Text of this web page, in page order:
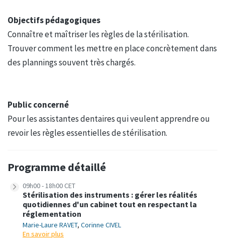
Objectifs pédagogiques
Connaître et maîtriser les règles de la stérilisation.
Trouver comment les mettre en place concrètement dans
des plannings souvent très chargés.
Public concerné
Pour les assistantes dentaires qui veulent apprendre ou
revoir les règles essentielles de stérilisation.
Programme détaillé
09h00 - 18h00 CET
Stérilisation des instruments : gérer les réalités
quotidiennes d'un cabinet tout en respectant la
réglementation
Marie-Laure RAVET, Corinne CIVEL
En savoir plus